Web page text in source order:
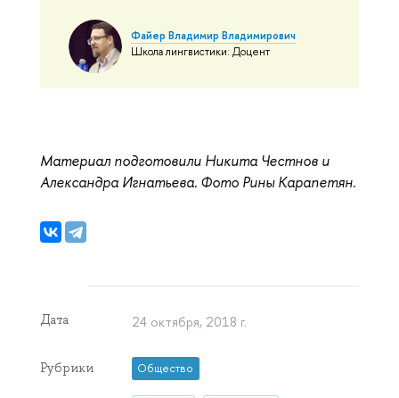
Файер Владимир Владимирович
Школа лингвистики: Доцент
Материал подготовили Никита Честнов и
Александра Игнатьева. Фото Рины Карапетян.
Дата 24 октября, 2018 г.
Рубрики Общество